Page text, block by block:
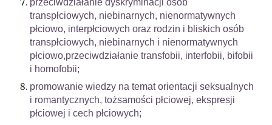
przeciwdziałanie dyskryminacji osób
transpłciowych, niebinarnych, nienormatywnych
płciowo, interpłciowych oraz rodzin i bliskich osób
transpłciowych, niebinarnych i nienormatywnych
płciowo,przeciwdziałanie transfobii, interfobii, bifobii
i homofobii;
promowanie wiedzy na temat orientacji seksualnych
i romantycznych, tożsamości płciowej, ekspresji
płciowej i cech płciowych;